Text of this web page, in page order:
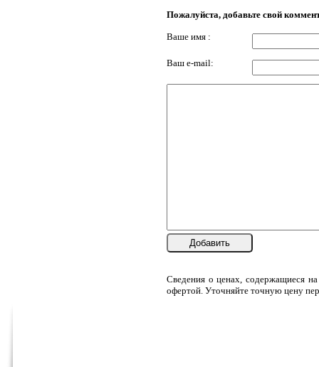
Пожалуйста, добавьте свой
Ваше имя :
Ваш e-mail:
Добавить
Сведения о ценах, содержащиеся
офертой. Уточняйте точную цену